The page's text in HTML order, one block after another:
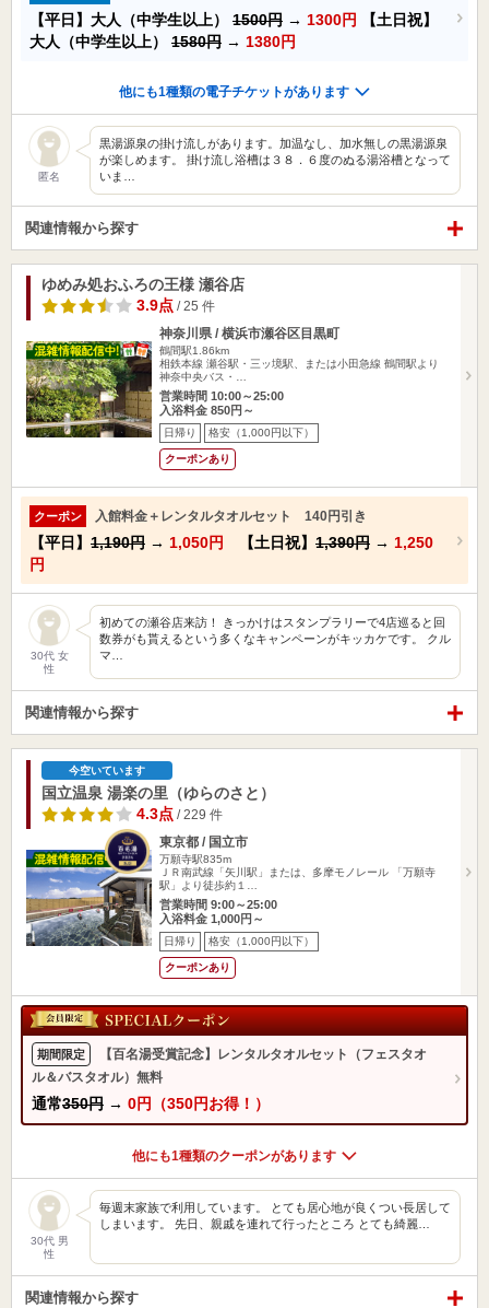
【平日】大人（中学生以上） 1500円 → 1300円
【土日祝】
大人（中学生以上） 1580円 → 1380円
他にも1種類の電子チケットがあります
匿名
黒湯源泉の掛け流しがあります。加温なし、加水無しの黒湯源泉
が楽しめます。 掛け流し浴槽は３８．６度のぬる湯浴槽となって
いま…
関連情報から探す
ゆめみ処おふろの王様 瀬谷店
3.9点 / 25 件
神奈川県 / 横浜市瀬谷区目黒町
鶴間駅1.86km
相鉄本線 瀬谷駅・三ッ境駅、または小田急線 鶴間駅より
神奈中央バス・…
営業時間 10:00～25:00
入浴料金 850円～
日帰り 格安（1,000円以下）
クーポンあり
クーポン 入館料金＋レンタルタオルセット 140円引き
【平日】 1,190円 → 1,050円 【土日祝】 1,390円 → 1,250
円
30代 女
性
初めての瀬谷店来訪！ きっかけはスタンプラリーで4店巡ると回
数券がも貰えるという多くなキャンペーンがキッカケです。 クル
マ…
関連情報から探す
今空いています
国立温泉 湯楽の里（ゆらのさと）
4.3点 / 229 件
東京都 / 国立市
万願寺駅835m
ＪＲ南武線「矢川駅」または、多摩モノレール 「万願寺
駅」より徒歩約１…
営業時間 9:00～25:00
入浴料金 1,000円～
日帰り 格安（1,000円以下）
クーポンあり
期間限定
【百名湯受賞記念】レンタルタオルセット（フェスタオ
ル＆バスタオル）無料
通常350円 → 0円（350円お得！）
他にも1種類のクーポンがあります
30代 男
性
毎週末家族で利用しています。 とても居心地が良くつい長居して
しまいます。 先日、親戚を連れて行ったところ とても綺麗…
関連情報から探す